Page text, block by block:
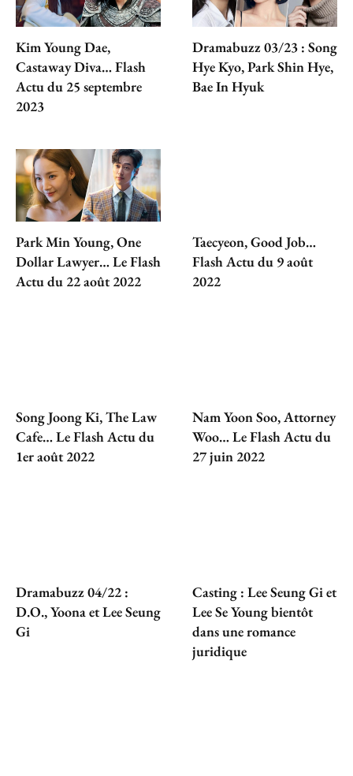
Kim Young Dae,
Castaway Diva… Flash
Actu du 25 septembre
2023
Dramabuzz 03/23 : Song
Hye Kyo, Park Shin Hye,
Bae In Hyuk
Park Min Young, One
Dollar Lawyer… Le Flash
Actu du 22 août 2022
Taecyeon, Good Job…
Flash Actu du 9 août
2022
Song Joong Ki, The Law
Cafe… Le Flash Actu du
1er août 2022
Nam Yoon Soo, Attorney
Woo… Le Flash Actu du
27 juin 2022
Dramabuzz 04/22 :
D.O., Yoona et Lee Seung
Gi
Casting : Lee Seung Gi et
Lee Se Young bientôt
dans une romance
juridique